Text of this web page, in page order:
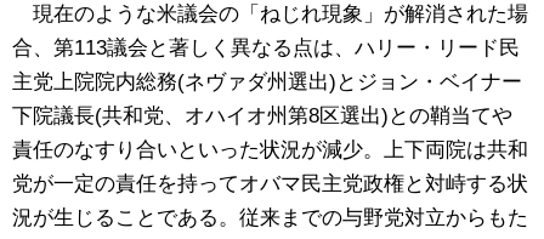
現在のような米議会の「ねじれ現象」が解消された場
合、第113議会と著しく異なる点は、ハリー・リード民
主党上院院内総務(ネヴァダ州選出)とジョン・ベイナー
下院議長(共和党、オハイオ州第8区選出)との鞘当てや
責任のなすり合いといった状況が減少。上下両院は共和
党が一定の責任を持ってオバマ民主党政権と対峙する状
況が生じることである。従来までの与野党対立からもた